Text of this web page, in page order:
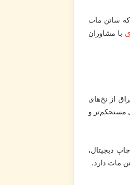
که ساتن مات
با مشاوران
از نخ‌های
مستحکم‌تر و
دیجیتال،
مات دارد.